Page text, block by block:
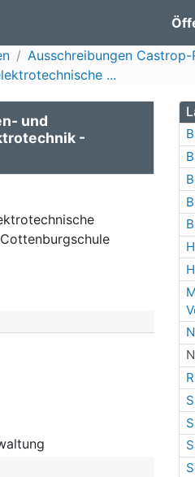
Ausschreibungen Castrop-
...
und
-